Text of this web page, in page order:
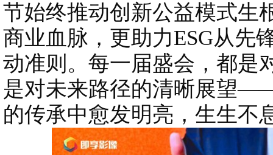
节始终推动创新公益模式生
商业血脉，更助力ESG从先
动准则。每一届盛会，都是
是对未来路径的清晰展望
的传承中愈发明亮，生生不